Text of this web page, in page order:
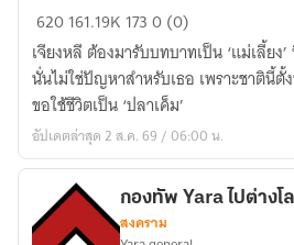
แม่
เลี้ยง
คน
สวย
ผู้
บอบบาง
ขอ
เป็น
แค่
620161.19K 1730 (0)
เจียงหลี ต้องมารับบทบาทเป็น ‘แม่เลี้ย
นั่นไม่ใช่ปัญหาสำหรับเธอ เพราะชาตินี้
ขอใช้ชีวิตเป็น ‘ปลาเค็ม’
อัปเดตล่าสุด 2 ส.ค. 69 / 06:00 น.
กองทัพ Yara ไปต่างโ
สงคราม